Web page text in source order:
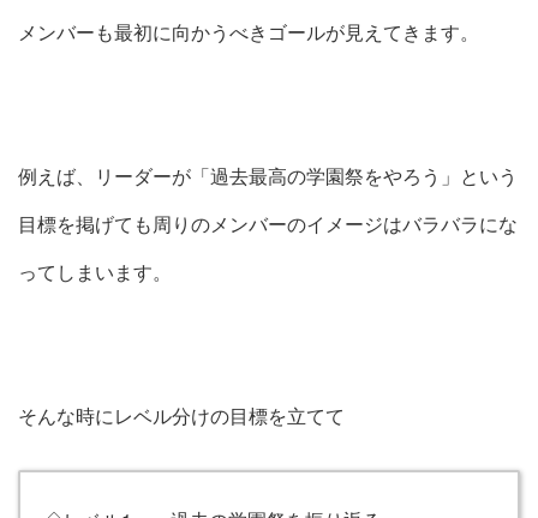
メンバーも最初に向かうべきゴールが見えてきます。
例えば、リーダーが「過去最高の学園祭をやろう」という
目標を掲げても周りのメンバーのイメージはバラバラにな
ってしまいます。
そんな時にレベル分けの目標を立てて